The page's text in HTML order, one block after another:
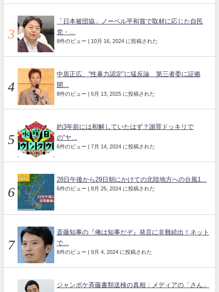
「日本被団協」ノーベル平和賞で取材に応じた自民
党・...
8件のビュー | 10月 16, 2024 に投稿された
中居正広、“性暴力認定”に猛反論 第三者委に証拠
開...
8件のビュー | 5月 13, 2025 に投稿された
約3年前には和解していたはず？謝罪ドッキリで
の“ヤ...
6件のビュー | 7月 14, 2024 に投稿された
28日午後から29日朝にかけての北陸地方への台風1...
6件のビュー | 8月 25, 2024 に投稿された
斎藤知事の『俺は知事だぞ』発言に非難続出！ネット
で...
6件のビュー | 9月 4, 2024 に投稿された
ジャンポケ斉藤書類送検の真相：メディアの「さん」